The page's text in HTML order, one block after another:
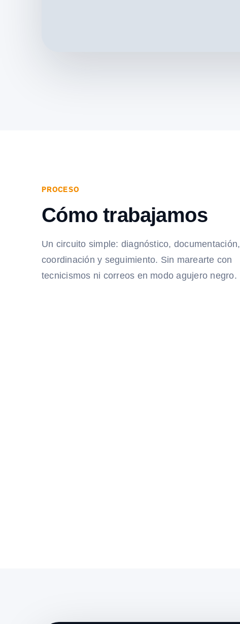
PROCESO
Cómo trabajamos
Un circuito simple: diagnóstico, documentación,
coordinación y seguimiento. Sin marearte con
tecnicismos ni correos en modo agujero negro.